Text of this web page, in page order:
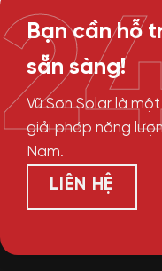
Bạn cần hỗ
sẵn sàng!
Vũ Sơn Solar là
giải pháp năng
Nam.
LIÊN HỆ